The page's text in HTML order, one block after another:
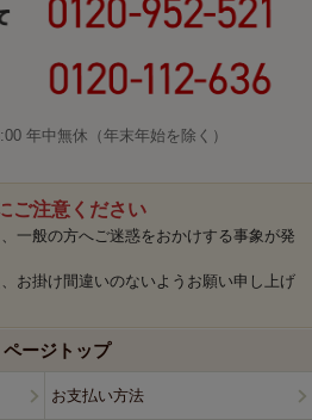
年中無休（年末年始を除く）
ご注意ください
一般の方へご迷惑をおかけする事象が発
お掛け間違いのないようお願い申し上げ
ページトップ
お支払い方法